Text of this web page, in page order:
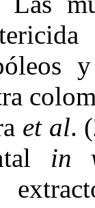
et al.
in